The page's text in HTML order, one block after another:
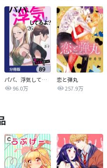
パパ、浮気してるよ？娘と二人でクズ夫を捨てます【分冊版】
96.0万
恋と弾丸
257.9万